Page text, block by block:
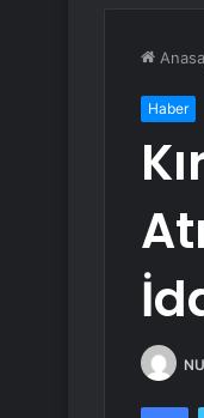
Haber